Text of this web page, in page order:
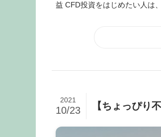
益 CFD投資をはじめたい人は
【ちょっぴり
2021
10/23